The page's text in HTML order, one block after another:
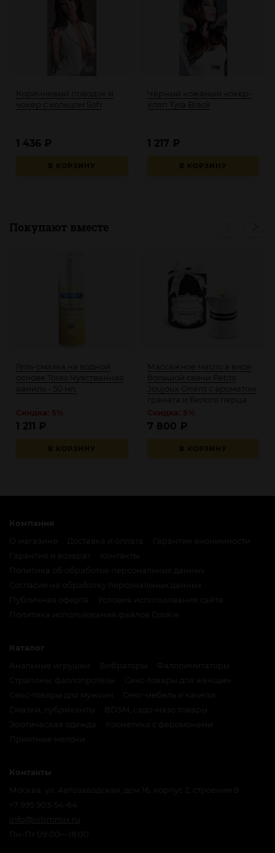
Коричневый поводок и
чокер с кольцом Sofi
В КОРЗИНУ
1 436 ₽
Чёрный кожаный чокер-
кляп Tyra Black
В КОРЗИНУ
1 217 ₽
Покупают вместе
Гель-смазка на водной
основе Torex Чувственная
ваниль - 50 мл.
В КОРЗИНУ
1 211 ₽
Массажное масло в виде
большой свечи Petits
Joujoux Orient с ароматом
граната и белого перца
В КОРЗИНУ
7 800 ₽
Компания
О магазине
Доставка и оплата
Гарантия анонимности
Политика об обработке персональных данных
Согласие на обработку персональных данных
Публичная оферта
Условия использования сайта
Политика использования файлов Cookie
Каталог
Анальные игрушки
Вибраторы
Фаллоимитаторы
Страпоны, фаллопротезы
Секс-товары для женщин
Секс-товары для мужчин
Секс-мебель и качели
Смазки, лубриканты
BDSM, садо-мазо товары
Эротическая одежда
Косметика с феромонами
Приятные мелочи
Контакты
Москва, ул. Автозаводская, дом 16, корпус 2, строение 8
+7 995 903-54-64
info@intimmix.ru
Пн-Пт 09:00—18:00